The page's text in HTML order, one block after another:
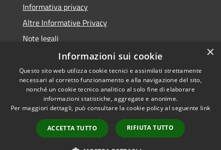
Informativa privacy
Altre Informative Privacy
Note legali
Dichiarazione di accessibilità
RSS
Accessibilità
Copyright © 2026 • Comune di
Municipium•
Accesso
redazione
×
Informazioni sui cookie
Questo sito web utilizza cookie tecnici e assimilati strettamente
necessari al corretto funzionamento e alla navigazione del sito,
nonché un cookie tecnico analitico al solo fine di elaborare
informazioni statistiche, aggregate e anonime.
Per maggiori dettagli, può consultare la cookie policy al seguente link
ACCETTA TUTTO RIFIUTA TUTTO